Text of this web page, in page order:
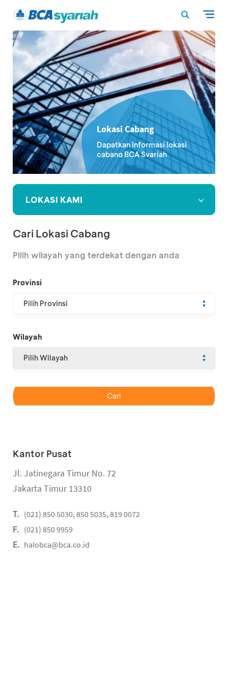
Lokasi Cabang
Dapatkan informasi lokasi
cabang BCA Syariah
LOKASI KAMI
Cari Lokasi Cabang
Pilih wilayah yang terdekat dengan anda
Provinsi
Pilih Provinsi
Wilayah
Pilih Wilayah
Kantor Pusat
Jl. Jatinegara Timur No. 72
Jakarta Timur 13310
(021) 850 5030, 850 5035, 819 0072
(021) 850 9959
halobca@bca.co.id